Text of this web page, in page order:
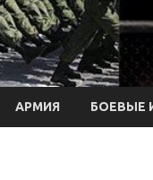
АРМИЯ БОЕВЫЕ